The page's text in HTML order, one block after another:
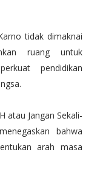
tidak dimaknai
ruang untuk
pendidikan
atau Jangan Sekali-
bahwa
arah masa